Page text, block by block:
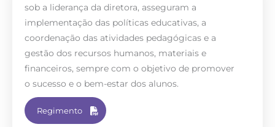
sob a liderança da diretora, asseguram a
implementação das políticas educativas, a
coordenação das atividades pedagógicas e a
gestão dos recursos humanos, materiais e
financeiros, sempre com o objetivo de promover
o sucesso e o bem-estar dos alunos.
Regimento